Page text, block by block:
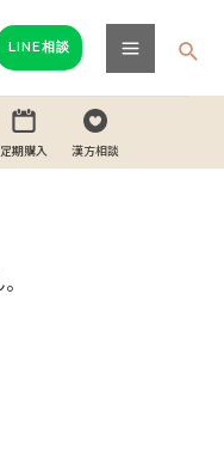
LINE相談
Main
Menu
検
定期購入 漢方相談